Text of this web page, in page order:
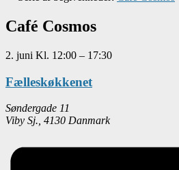
Café Cosmos
2. juni Kl. 12:00 – 17:30
Fælleskøkkenet
Søndergade 11
Viby Sj. 4130 Danmark